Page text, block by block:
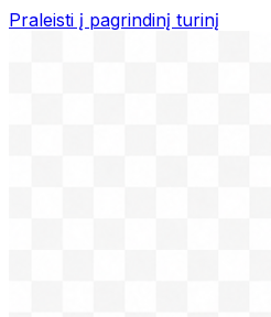
Praleisti į pagrindinį turinį